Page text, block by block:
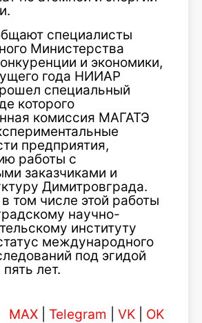
специалисты
Министерства
и экономики,
года НИИАР
специальный
которого
комиссия МАГАТЭ
предприятия,
работы с
заказчиками и
Димитровграда.
том числе этой работы
научно-
институту
международного
под эгидой
лет.
MAX Telegram VK OK